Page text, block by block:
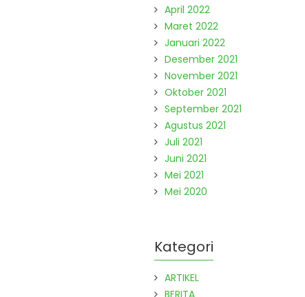
April 2022
Maret 2022
Januari 2022
Desember 2021
November 2021
Oktober 2021
September 2021
Agustus 2021
Juli 2021
Juni 2021
Mei 2021
Mei 2020
Kategori
ARTIKEL
BERITA